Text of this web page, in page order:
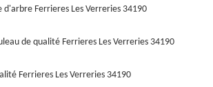
Ferrieres Les Verreries 34190
de qualité Ferrieres Les Verreries 34190
Ferrieres Les Verreries 34190